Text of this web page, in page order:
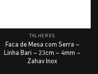
TALHERES
Faca de Mesa com Serra –
Linha Bari – 23cm – 4mm –
Zahav Inox